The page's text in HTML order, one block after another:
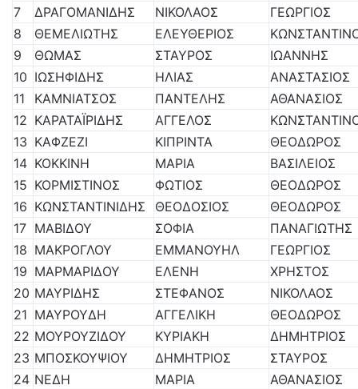
7
ΔΡΑΓΟΜΑΝΙΔΗΣ ΝΙΚΟΛΑΟΣ
ΓΕΩΡΓΙΟΣ
8
ΘΕΜΕΛΙΩΤΗΣ ΕΛΕΥΘΕΡΙΟΣ
9
ΘΩΜΑΣ ΣΤΑΥΡΟΣ
ΙΩΑΝΝΗΣ
10 ΙΩΣΗΦΙΔΗΣ ΗΛΙΑΣ
ΑΝΑΣΤΑΣΙΟΣ
11
ΚΑΜΝΙΑΤΣΟΣ ΠΑΝΤΕΛΗΣ
ΑΘΑΝΑΣΙΟΣ
12 ΚΑΡΑΤΑΪΡΙΔΗΣ ΑΓΓΕΛΟΣ
13 ΚΑΦΖΕΖΙ ΚΙΠΡΙΝΤΑ
ΘΕΟΔΩΡΟΣ
14 ΚΟΚΚΙΝΗ ΜΑΡΙΑ
ΒΑΣΙΛΕΙΟΣ
15 ΚΟΡΜΙΣΤΙΝΟΣ ΦΩΤΙΟΣ
ΘΕΟΔΩΡΟΣ
16 ΚΩΝΣΤΑΝΤΙΝΙΔΗΣ ΘΕΟΔΟΣΙΟΣ
ΘΕΟΔΩΡΟΣ
17 ΜΑΒΙΔΟΥ ΣΟΦΙΑ
ΠΑΝΑΓΙΩΤΗΣ
18 ΜΑΚΡΟΓΛΟΥ ΕΜΜΑΝΟΥΗΛ
ΓΕΩΡΓΙΟΣ
19 ΜΑΡΜΑΡΙΔΟΥ ΕΛΕΝΗ
ΧΡΗΣΤΟΣ
20 ΜΑΥΡΙΔΗΣ ΣΤΕΦΑΝΟΣ
ΝΙΚΟΛΑΟΣ
21 ΜΑΥΡΟΥΔΗ ΑΓΓΕΛΙΚΗ
ΘΕΟΔΩΡΟΣ
22 ΜΟΥΡΟΥΖΙΔΟΥ ΚΥΡΙΑΚΗ
ΔΗΜΗΤΡΙΟΣ
23 ΜΠΟΣΚΟΥΨΙΟΥ ΔΗΜΗΤΡΙΟΣ
ΣΤΑΥΡΟΣ
24 ΝΕΔΗ ΜΑΡΙΑ
ΑΘΑΝΑΣΙΟΣ